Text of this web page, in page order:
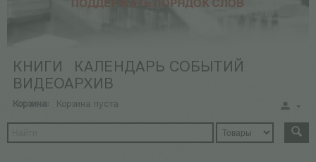
КНИГИ
КАЛЕНДАРЬ СОБЫТИЙ
ВИДЕОАРХИВ
Корзина: Корзина пуста